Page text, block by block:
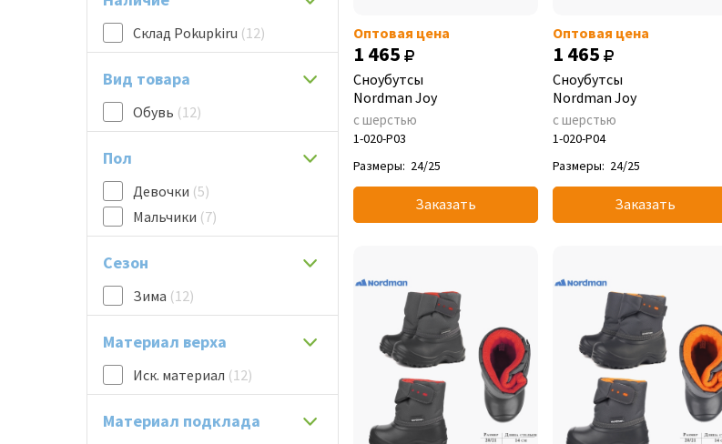
Склад Pokupkiru (12)
Вид товара
Обувь (12)
Пол
Девочки (5)
Мальчики (7)
Сезон
Зима (12)
Материал верха
Иск. материал (12)
Материал подклада
Оптовая цена
1 465
Сноубутсы
Nordman Joy
с шерстью
1-020-P03
Размеры: 24/25
Заказать
Оптовая цена
1 465
Сноубутсы
Nordman Joy
с шерстью
1-020-P04
Размеры: 24/25
Заказать